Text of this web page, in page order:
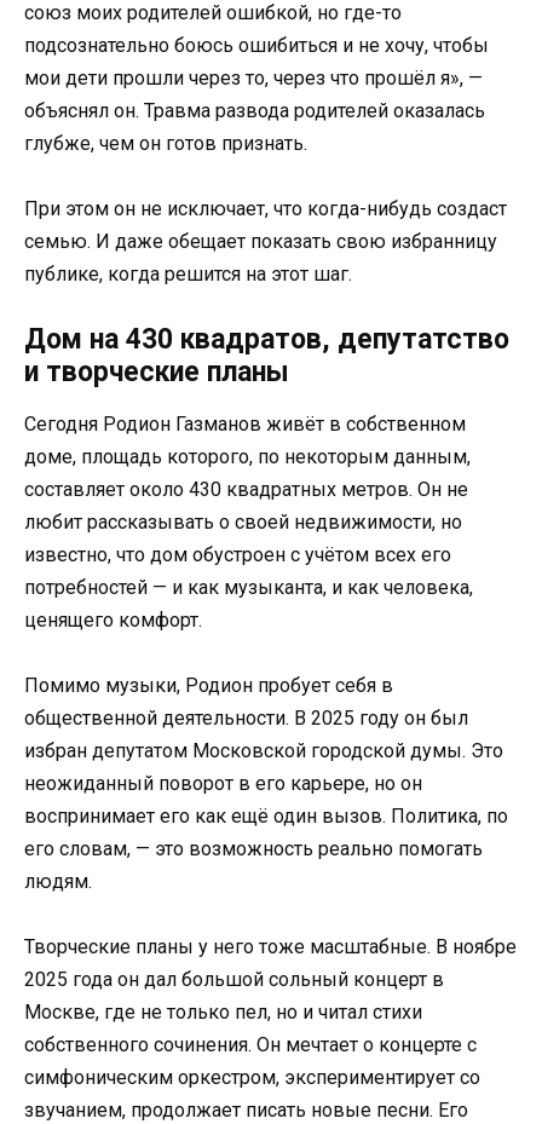
союз моих родителей ошибкой, но где-то
подсознательно боюсь ошибиться и не хочу, чтобы
мои дети прошли через то, через что прошёл я», —
объяснял он. Травма развода родителей оказалась
глубже, чем он готов признать.
При этом он не исключает, что когда-нибудь создаст
семью. И даже обещает показать свою избранницу
публике, когда решится на этот шаг.
Дом на 430 квадратов, депутатство
и творческие планы
Сегодня Родион Газманов живёт в собственном
доме, площадь которого, по некоторым данным,
составляет около 430 квадратных метров. Он не
любит рассказывать о своей недвижимости, но
известно, что дом обустроен с учётом всех его
потребностей — и как музыканта, и как человека,
ценящего комфорт.
Помимо музыки, Родион пробует себя в
общественной деятельности. В 2025 году он был
избран депутатом Московской городской думы. Это
неожиданный поворот в его карьере, но он
воспринимает его как ещё один вызов. Политика, по
его словам, — это возможность реально помогать
людям.
Творческие планы у него тоже масштабные. В ноябре
2025 года он дал большой сольный концерт в
Москве, где не только пел, но и читал стихи
собственного сочинения. Он мечтает о концерте с
симфоническим оркестром, экспериментирует со
звучанием, продолжает писать новые песни. Его